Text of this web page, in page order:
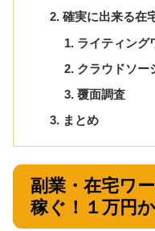
確実に出来る在
ライティング
クラウドソー
覆面調査
まとめ
副業・在宅ワ
稼ぐ！１万円